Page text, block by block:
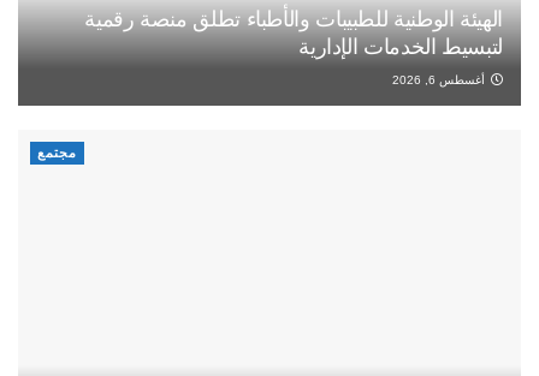
الهيئة الوطنية للطبيبات والأطباء تطلق منصة رقمية
لتبسيط الخدمات الإدارية
أغسطس 6, 2026
مجتمع